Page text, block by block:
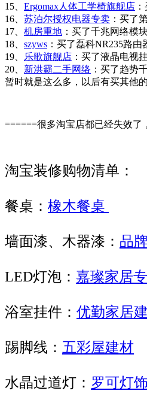
15、 Ergomax人体工学椅旗舰店
16、 苏泊尔授权电器专卖 ：买了
17、 机房重地 ：买了千兆网络模
18、 szyws ：买了磊科NR235路由
19、
乐歌旗舰店 ：买了液晶电视
20、 新洪霸二手网络 ：买了趋势
暂时就是这么多，以后有买其他
======很多淘宝店都已经失效
淘宝装修购物清单：
餐桌： 橡木餐桌
墙面漆、木器漆： 品
LED灯泡： 嘉璨家居
浴室挂件： 优勤家居
踢脚线： 五彩屋建材
水晶过道灯： 罗可灯